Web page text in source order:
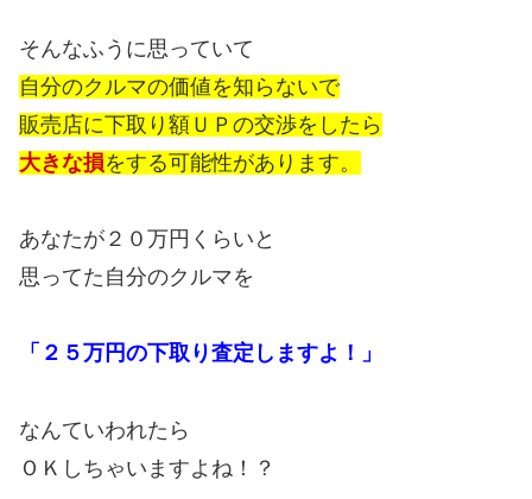
そんなふうに思っていて
自分のクルマの価値を知らないで
販売店に下取り額ＵＰの交渉をしたら
大きな損をする可能性があります。
あなたが２０万円くらいと
思ってた自分のクルマを
「２５万円の下取り査定しますよ！」
なんていわれたら
ＯＫしちゃいますよね！？